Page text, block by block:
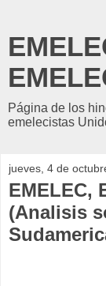
Página de los
emelecistas
jueves, 4 de
EMELEC,
(Analisis